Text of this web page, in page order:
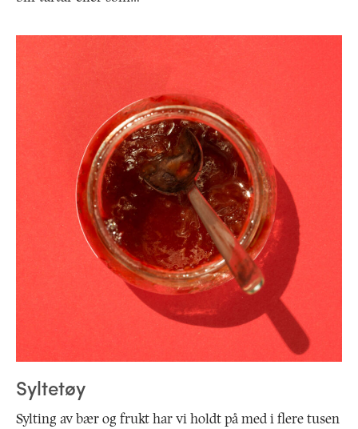
Syltetøy
Sylting av bær og frukt har vi holdt på med i flere tusen